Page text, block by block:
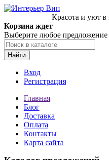
Красота и уют в
Корзина ждет
Выберите любое предложение
Найти
Вход
Регистрация
Главная
Блог
Доставка
Оплата
Контакты
Карта сайта